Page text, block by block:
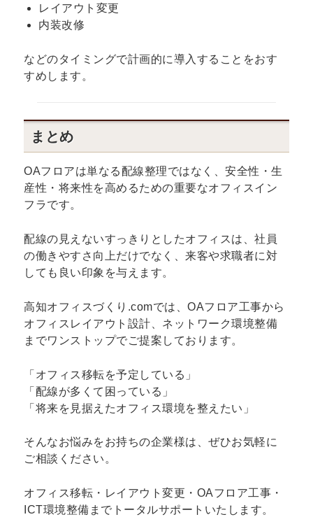
レイアウト変更
内装改修
などのタイミングで計画的に導入することをおす
すめします。
まとめ
OAフロアは単なる配線整理ではなく、安全性・生
産性・将来性を高めるための重要なオフィスイン
フラです。
配線の見えないすっきりとしたオフィスは、社員
の働きやすさ向上だけでなく、来客や求職者に対
しても良い印象を与えます。
高知オフィスづくり.comでは、OAフロア工事から
オフィスレイアウト設計、ネットワーク環境整備
までワンストップでご提案しております。
「オフィス移転を予定している」
「配線が多くて困っている」
「将来を見据えたオフィス環境を整えたい」
そんなお悩みをお持ちの企業様は、ぜひお気軽に
ご相談ください。
オフィス移転・レイアウト変更・OAフロア工事・
ICT環境整備までトータルサポートいたします。